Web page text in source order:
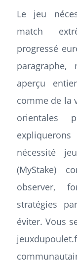
Le jeu
match
progressé
aperçu
comme de la
orientales
nécessité
(MyStake)
observer,
stratégies
éviter. Vous